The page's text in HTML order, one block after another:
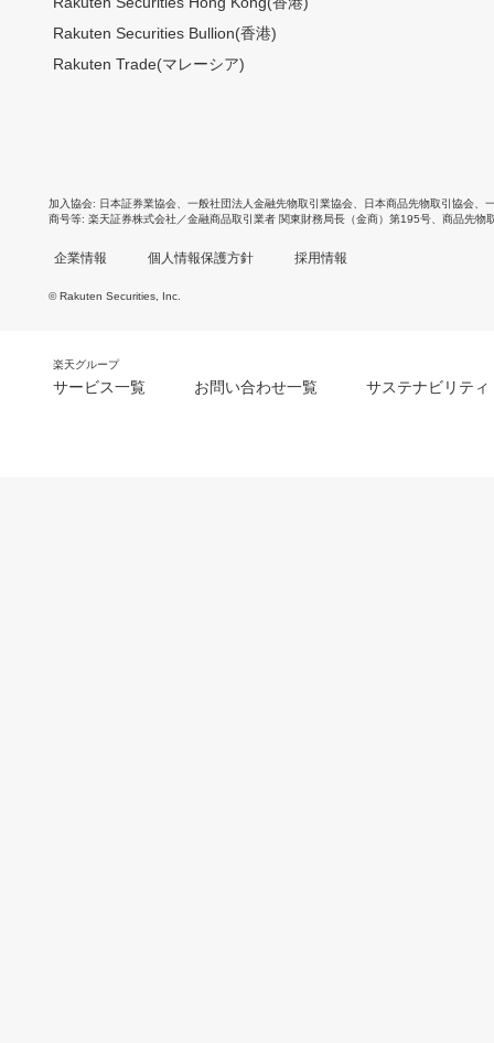
Rakuten Securities Bullion(香港)
Rakuten Trade(マレーシア)
加入協会 日本証券業協会 一般社団法人金融先物取引業協会 日本商品先物取引協会
商号等 楽天証券株式会社／金融商品取引業者 関東財務局長（金商）第195号、商品先物
企業情報 個人情報保護方針 採用情報
© Rakuten Securities, Inc.
楽天グループ
サービス一覧 お問い合わせ一覧 サステナビリティ